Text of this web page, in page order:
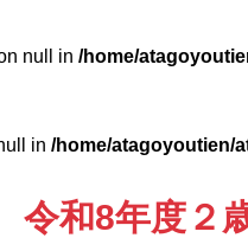
null in /home/
in /home/atagoyoutien/
令和8年度２